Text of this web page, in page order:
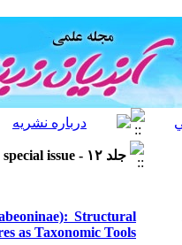
جلد ۱۲ - special issue
Structural
as Taxonomic Tools